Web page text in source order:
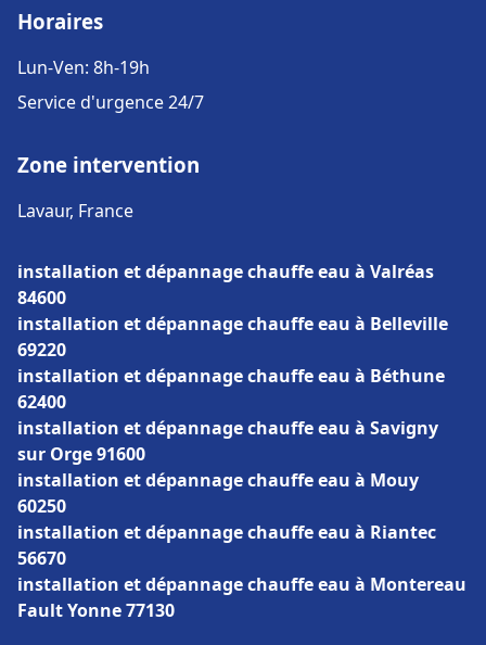
Horaires
Lun-Ven: 8h-19h
Service d'urgence 24/7
Zone intervention
Lavaur, France
installation et dépannage chauffe eau à Valréas
84600
installation et dépannage chauffe eau à Belleville
69220
installation et dépannage chauffe eau à Béthune
62400
installation et dépannage chauffe eau à Savigny
sur Orge 91600
installation et dépannage chauffe eau à Mouy
60250
installation et dépannage chauffe eau à Riantec
56670
installation et dépannage chauffe eau à Montereau
Fault Yonne 77130